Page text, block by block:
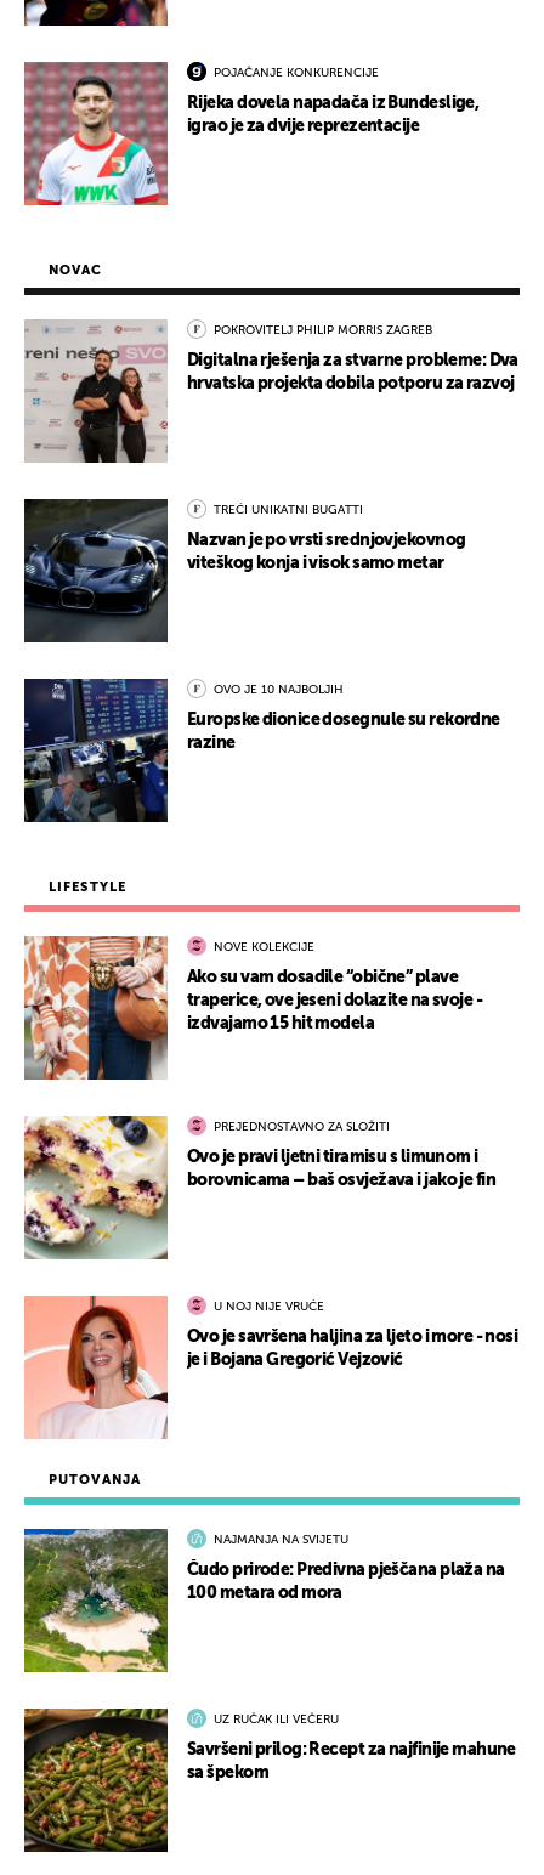
POJAČANJE KONKURENCIJE
Rijeka dovela napadača iz Bundeslige,
igrao je za dvije reprezentacije
PUTOVANJA
NAJMANJA NA SVIJETU
Čudo prirode: Predivna pješčana plaža na
100 metara od mora
UZ RUČAK ILI VEČERU
Savršeni prilog: Recept za najfinije mahune
sa špekom
NOVAC
POKROVITELJ PHILIP MORRIS ZAGREB
Digitalna rješenja za stvarne probleme: Dva
hrvatska projekta dobila potporu za razvoj
TREĆI UNIKATNI BUGATTI
Nazvan je po vrsti srednjovjekovnog
viteškog konja i visok samo metar
OVO JE 10 NAJBOLJIH
Europske dionice dosegnule su rekordne
razine
LIFESTYLE
NOVE KOLEKCIJE
Ako su vam dosadile “obične” plave
traperice, ove jeseni dolazite na svoje -
izdvajamo 15 hit modela
PREJEDNOSTAVNO ZA SLOŽITI
Ovo je pravi ljetni tiramisu s limunom i
borovnicama – baš osvježava i jako je fin
U NOJ NIJE VRUĆE
Ovo je savršena haljina za ljeto i more - nosi
je i Bojana Gregorić Vejzović